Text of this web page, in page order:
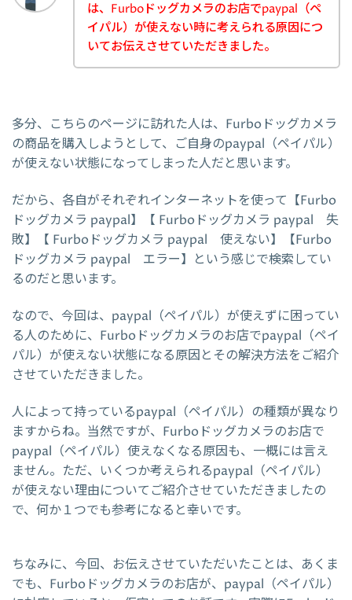
は、Furboドッグカメラのお店でpaypal（ペ
イパル）が使えない時に考えられる原因につ
いてお伝えさせていただきました。
多分、こちらのページに訪れた人は、Furboドッグカメラ
の商品を購入しようとして、ご自身のpaypal（ペイパル）
が使えない状態になってしまった人だと思います。
だから、各自がそれぞれインターネットを使って【Furbo
ドッグカメラ paypal】【 Furboドッグカメラ paypal 失
敗】【 Furboドッグカメラ paypal 使えない】【Furbo
ドッグカメラ paypal エラー】という感じで検索してい
るのだと思います。
なので、今回は、paypal（ペイパル）が使えずに困ってい
る人のために、Furboドッグカメラのお店でpaypal（ペイ
パル）が使えない状態になる原因とその解決方法をご紹介
させていただきました。
人によって持っているpaypal（ペイパル）の種類が異なり
ますからね。当然ですが、Furboドッグカメラのお店で
paypal（ペイパル）使えなくなる原因も、一概には言え
ません。ただ、いくつか考えられるpaypal（ペイパル）
が使えない理由についてご紹介させていただきましたの
で、何か１つでも参考になると幸いです。
ちなみに、今回、お伝えさせていただいたことは、あくま
でも、Furboドッグカメラのお店が、paypal（ペイパル）